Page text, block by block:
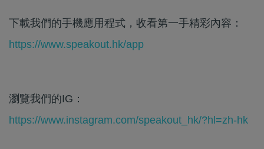
下載我們的手機應用程式，收看第一手精彩內容：
https://www.speakout.hk/app
瀏覽我們的IG：
https://www.instagram.com/speakout_hk/?hl=zh-hk